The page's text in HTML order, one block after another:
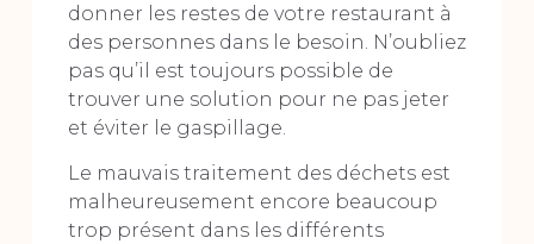
donner les restes de votre restaurant à
des personnes dans le besoin. N’oubliez
pas qu’il est toujours possible de
trouver une solution pour ne pas jeter
et éviter le gaspillage.
Le mauvais traitement des déchets est
malheureusement encore beaucoup
trop présent dans les différents